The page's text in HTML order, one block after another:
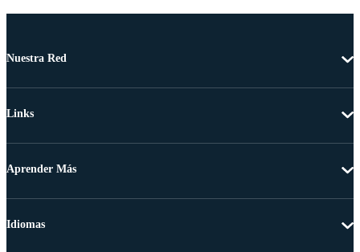
Nuestra Red
Links
Aprender Más
Idiomas